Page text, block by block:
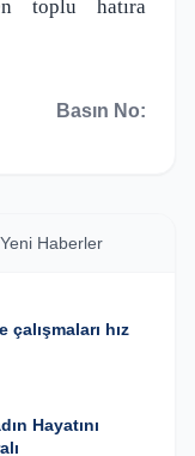
toplu hatıra
Basın No:
Yeni Haberler
hız
Hayatını